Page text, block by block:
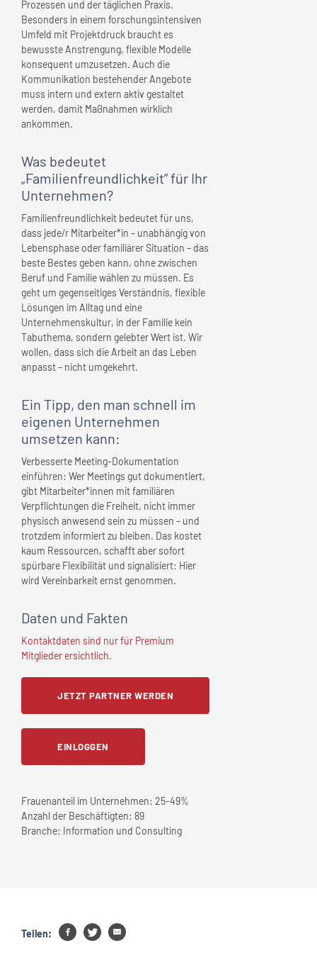
Prozessen und der täglichen Praxis.
Besonders in einem forschungsintensiven
Umfeld mit Projektdruck braucht es
bewusste Anstrengung, flexible Modelle
konsequent umzusetzen. Auch die
Kommunikation bestehender Angebote
muss intern und extern aktiv gestaltet
werden, damit Maßnahmen wirklich
ankommen.
Was bedeutet
„Familienfreundlichkeit” für Ihr
Unternehmen?
Familienfreundlichkeit bedeutet für uns,
dass jede/r Mitarbeiter*in – unabhängig von
Lebensphase oder familiärer Situation – das
beste Bestes geben kann, ohne zwischen
Beruf und Familie wählen zu müssen. Es
geht um gegenseitiges Verständnis, flexible
Lösungen im Alltag und eine
Unternehmenskultur, in der Familie kein
Tabuthema, sondern gelebter Wert ist. Wir
wollen, dass sich die Arbeit an das Leben
anpasst – nicht umgekehrt.
Ein Tipp, den man schnell im
eigenen Unternehmen
umsetzen kann:
Verbesserte Meeting-Dokumentation
einführen: Wer Meetings gut dokumentiert,
gibt Mitarbeiter*innen mit familiären
Verpflichtungen die Freiheit, nicht immer
physisch anwesend sein zu müssen – und
trotzdem informiert zu bleiben. Das kostet
kaum Ressourcen, schafft aber sofort
spürbare Flexibilität und signalisiert: Hier
wird Vereinbarkeit ernst genommen.
Daten und Fakten
Kontaktdaten sind nur für Premium
Mitglieder ersichtlich.
JETZT PARTNER WERDEN
EINLOGGEN
Frauenanteil im Unternehmen: 25-49%
Anzahl der Beschäftigten: 89
Branche: Information und Consulting
Teilen: